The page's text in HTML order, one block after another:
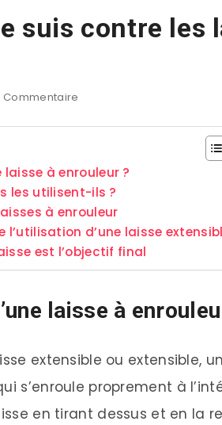
suis contre les
Commentaire
laisse à enrouleur ?
les utilisent-ils ?
à enrouleur
l’utilisation d’une laisse
est l’objectif final
laisse à
extensible ou extensible,
s’enroule proprement à
en tirant dessus et en la